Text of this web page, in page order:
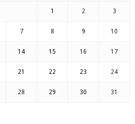
1 2 3
7 8 9 10
14 15 16 17
21 22 23 24
28 29 30 31